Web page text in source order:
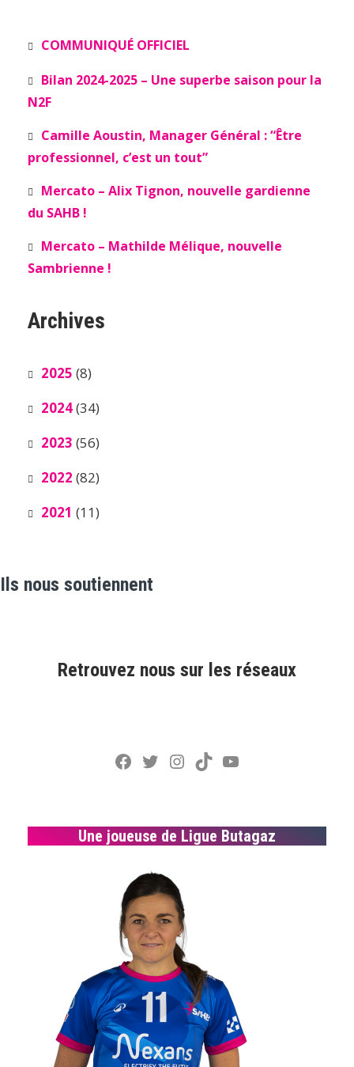
COMMUNIQUÉ OFFICIEL
Bilan 2024-2025 – Une superbe saison pour la
N2F
Camille Aoustin, Manager Général : “Être
professionnel, c’est un tout”
Mercato – Alix Tignon, nouvelle gardienne
du SAHB !
Mercato – Mathilde Mélique, nouvelle
Sambrienne !
Archives
2025 (8)
2024(34)
2023 (56)
2022 (82)
2021 (11)
Ils nous soutiennent
Retrouvez nous sur les réseaux
Facebook
Twitter
Instagram
TikTokYouTube
Une joueuse de Ligue Butagaz